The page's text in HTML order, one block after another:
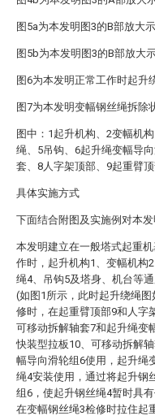
图5a为本发明图3的B部放大
图5b为本发明图3的B部放大
图6为本发明正常工作时起升
图7为本发明变幅钢丝绳拆除
图中：1起升机构、2变幅机
绳、5吊钩、6起升绳变幅导
套、8人字架顶部、9起重臂顶
具体实施方式
下面结合附图及实施例对本发
本发明建立在一般塔式起重
作时，起升机构1、变幅机构
绳4、吊钩5及塔身、机台等
(如图1所示，此时起升绕绳
修时，在起重臂顶部9和人字
可移动拆解轴套7和起升绳变
快装型拉板10、可移动拆解
幅导向滑轮组6使用，起升绳
绳4安装使用，通过将起升钢
组6，使起升钢丝绳4暂时具
在变幅钢丝绳3检修时拉住起